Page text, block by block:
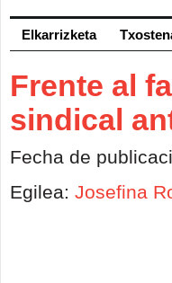
Elkarrizketa
Frente al
sindical
Fecha de
Egilea: Josefina